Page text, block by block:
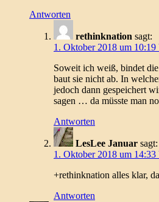
Antworten
rethinknation sagt:
1. Oktober 2018 um 10:19
Soweit ich weiß, bindet
baut sie nicht ab. In
jedoch dann gespeichert
sagen … da müsste man
Antworten
LesLee Januar sagt:
1. Oktober 2018 um 14:33
+rethinknation alles klar,
Antworten